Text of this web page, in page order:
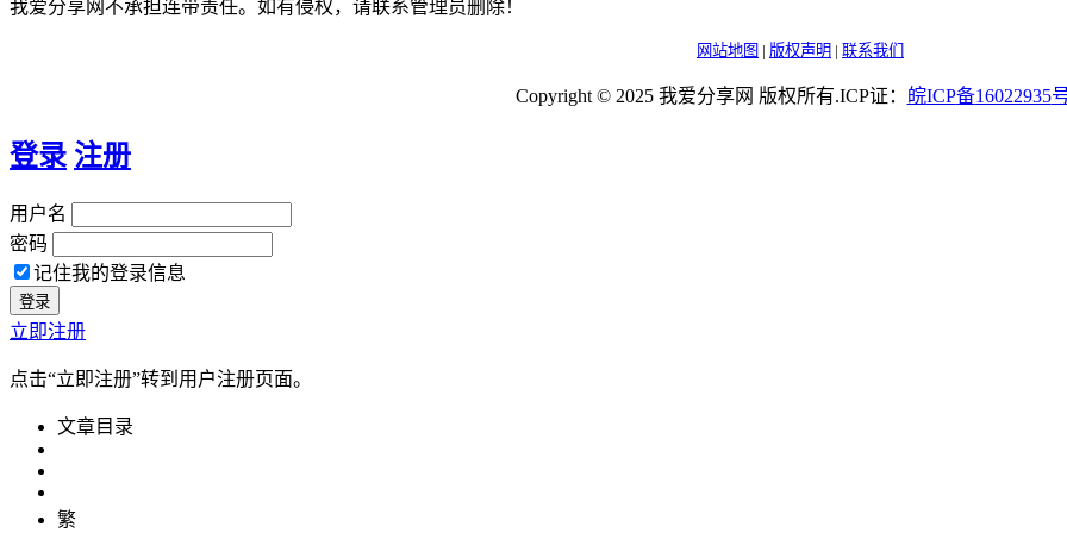
我爱分享网不承担连带责任。如有侵权，请联系管理员删除！
网站地图 | 版权声明 | 联系我们
Copyright © 2025 我爱分享网 版权所有.ICP证： 皖ICP备16022935
登录 注册
用户名
密码
记住我的登录信息
立即注册
点击“立即注册”转到用户注册页面。
文章目录
繁